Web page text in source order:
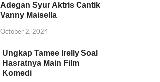
Adegan Syur Aktris Cantik
Vanny Maisella
October 2, 2024
Ungkap Tamee Irelly Soal
Hasratnya Main Film
Komedi